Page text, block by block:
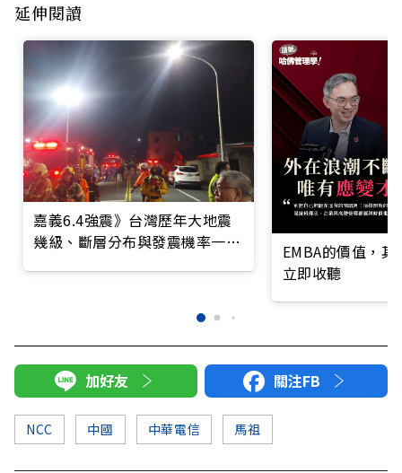
延伸閱讀
嘉義6.4強震》台灣歷年大地震
幾級、斷層分布與發震機率一次
EMBA的價值，
立即收聽
加好友 關注FB
NCC 中國 中華電信 馬祖